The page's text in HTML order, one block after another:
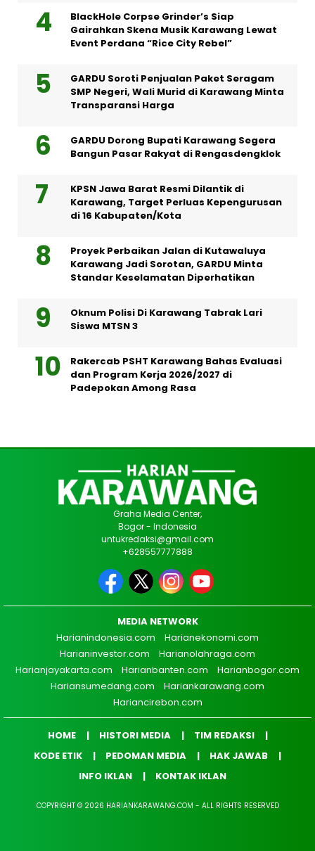
BlackHole Corpse Grinder’s Siap
Gairahkan Skena Musik Karawang Lewat
Event Perdana “Rice City Rebel”
GARDU Soroti Penjualan Paket Seragam
SMP Negeri, Wali Murid di Karawang Minta
Transparansi Harga
GARDU Dorong Bupati Karawang Segera
Bangun Pasar Rakyat di Rengasdengklok
KPSN Jawa Barat Resmi Dilantik di
Karawang, Target Perluas Kepengurusan
di 16 Kabupaten/Kota
Proyek Perbaikan Jalan di Kutawaluya
Karawang Jadi Sorotan, GARDU Minta
Standar Keselamatan Diperhatikan
Oknum Polisi Di Karawang Tabrak Lari
Siswa MTSN 3
Rakercab PSHT Karawang Bahas Evaluasi
dan Program Kerja 2026/2027 di
Padepokan Among Rasa
Graha Media Center,
Bogor - Indonesia
untukredaksi@gmail.com
+628557777888
MEDIA NETWORK
Harianindonesia.com
Harianekonomi.com
Harianinvestor.com
Harianolahraga.com
Harianjayakarta.com
Harianbanten.com
Harianbogor.com
Hariansumedang.com
Hariankarawang.com
Hariancirebon.com
HOME HISTORI MEDIA
TIM REDAKSI
KODE ETIK
PEDOMAN MEDIA
HAK JAWAB
INFO IKLAN
KONTAK IKLAN
COPYRIGHT © 2026 HARIANKARAWANG.COM - ALL RIGHTS RESERVED